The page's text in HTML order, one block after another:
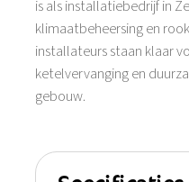
is als installatiebedrijf in
klimaatbeheersing en
installateurs staan klaar
ketelvervanging en
gebouw.